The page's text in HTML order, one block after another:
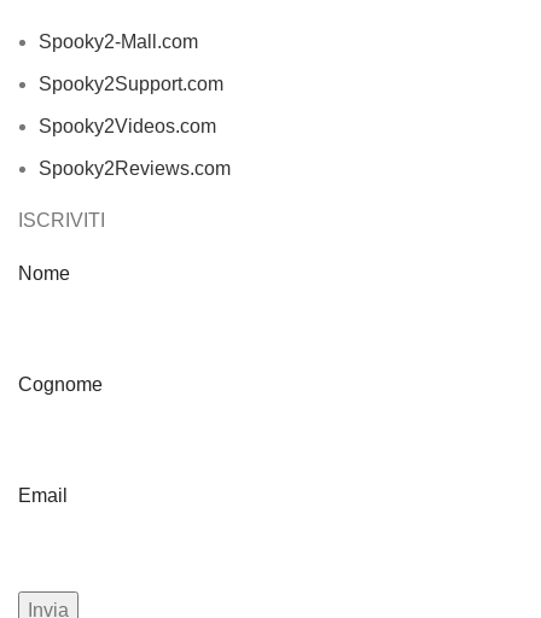
Spooky2-Mall.com
Spooky2Support.com
Spooky2Videos.com
Spooky2Reviews.com
ISCRIVITI
Nome
Cognome
Email